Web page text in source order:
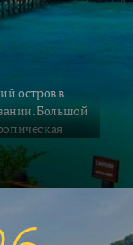
остров в
Большой
на
со всех концов
рейсы а\к Air
предлагаем